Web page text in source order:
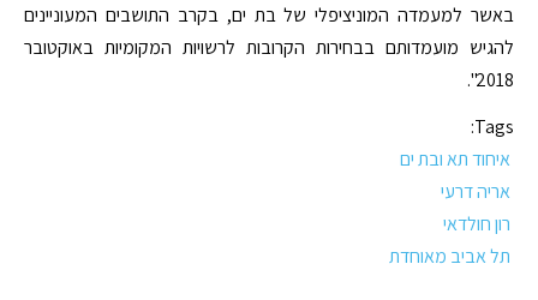
באשר למעמדה המוניציפלי של בת ים, בקרב התושבים המעוניינים
להגיש מועמדותם בבחירות הקרובות לרשויות המקומיות באוקטובר
2018".
Tags:
איחוד תא ובת ים
אריה דרעי
רון חולדאי
תל אביב מאוחדת